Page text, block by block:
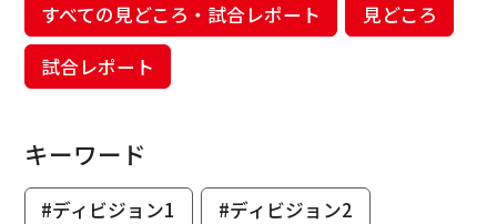
すべての見どころ・試合レポート
見どころ
試合レポート
キーワード
#ディビジョン1
#ディビジョン2